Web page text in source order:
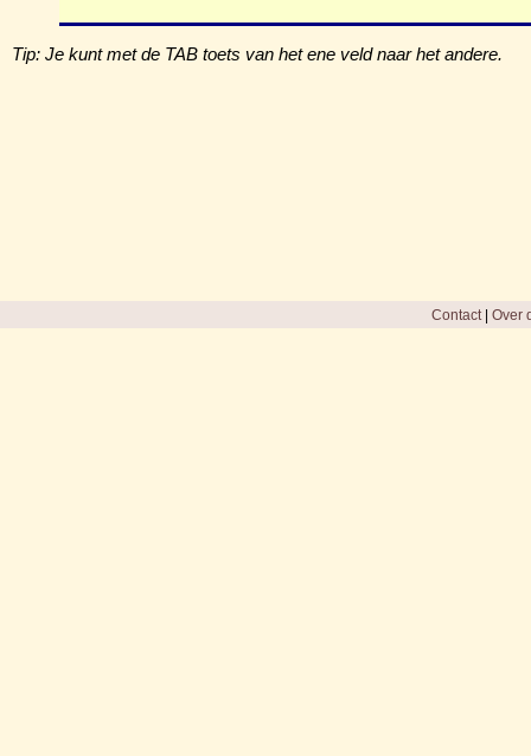
Tip: Je kunt met de TAB toets van het ene veld naar het andere.
Contact| Over